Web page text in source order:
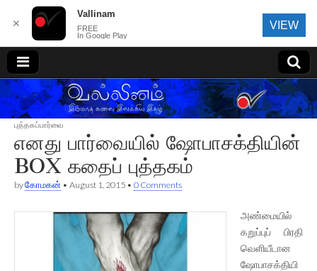
வல்லினம்
புத்தகப்பார்வை
எனது பார்வையில் ஷோபாசக்தியின்
BOX கதைப் புத்தகம்
byகோமகன் • August 1, 2015 • 0 Comments
அண்மையில்
கறுப்புப் பிரதி
வெளியீடான
ஷோபாசக்தியி
✕
Vallinam
FREE
In Google Play
VIEW